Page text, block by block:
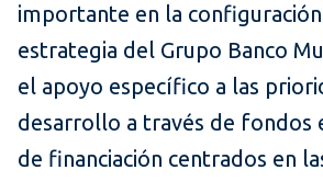
importante en la
estrategia del Grupo Banco
el apoyo específico a las
desarrollo a través de fondos
de financiación centrados en